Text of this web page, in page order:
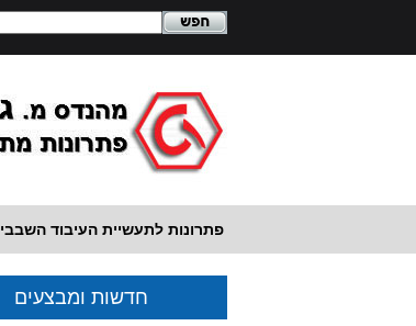
פתרונות לתעשיית העיבוד השבבי
חדשות ומבצעים